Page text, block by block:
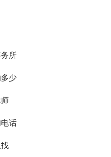
所
少
话